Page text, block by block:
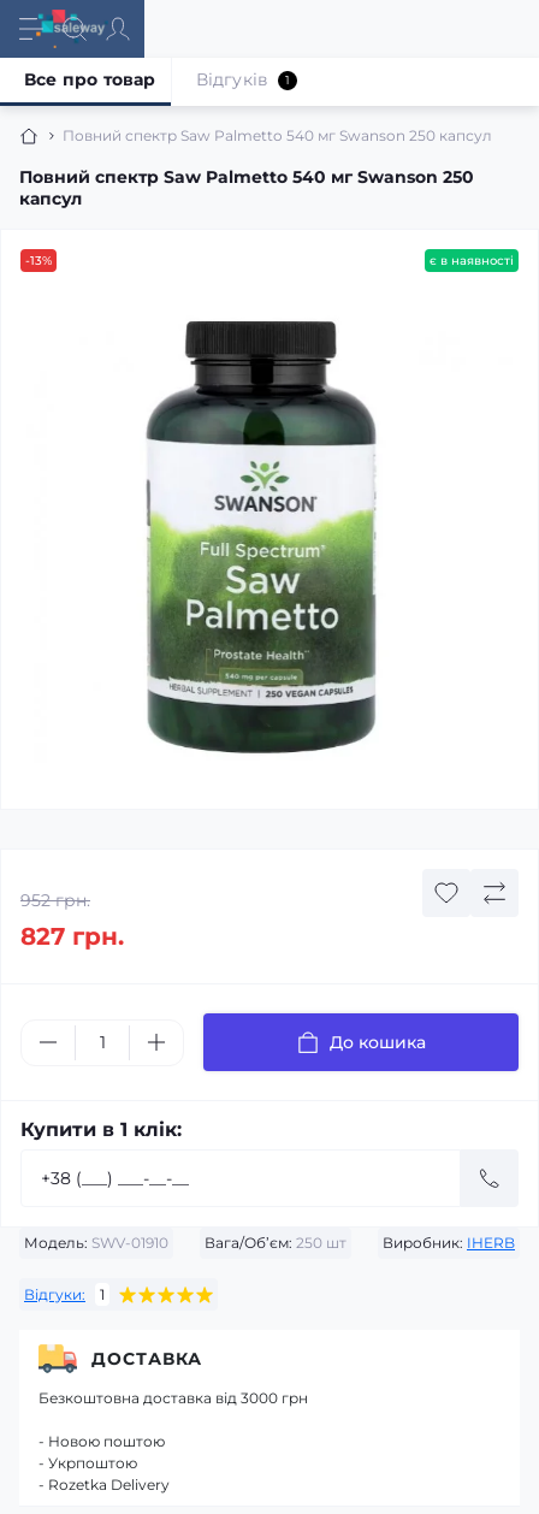
Повний спектр Saw Palmetto 540 мг Swanson 250 капсул
Повний спектр Saw Palmetto 540 мг Swanson 250
капсул
Все про товар Відгуків 1
-13% є в наявності
Модель: SWV-01910 Вага/Об’єм: 250 шт Виробник: IHERB
Відгуки: 1
952 грн.
827 грн.
До кошика
Купити в 1 клік:
ДОСТАВКА
Безкоштовна доставка від 3000 грн
- Новою поштою
- Укрпоштою
- Rozetka Delivery